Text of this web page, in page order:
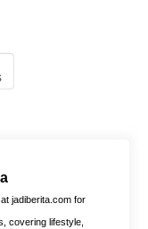
at jadiberita.com for
covering lifestyle,